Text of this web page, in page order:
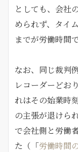
としても、会社
められず、タイ
までが労働時間
なお、同じ裁判
レコーダーどお
れはその始業時
の主張が退けら
で会社側と労働
た（「労働時間